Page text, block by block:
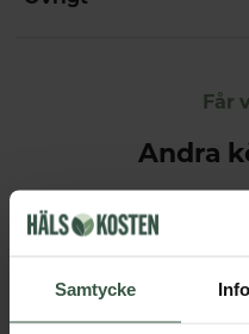
Samtycke
Får
Andra